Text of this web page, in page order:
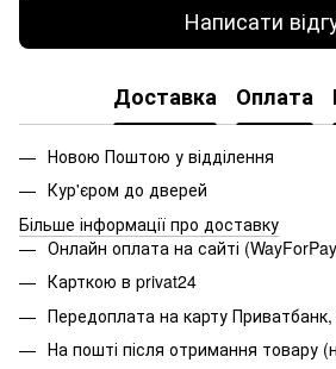
Написати
Доставка Оплата
Новою Поштою у відділення
Кур'єром до дверей
Більше інформації про доставку
Онлайн оплата на сайті
Карткою в privat24
Передоплата на карту
На пошті після отримання товару